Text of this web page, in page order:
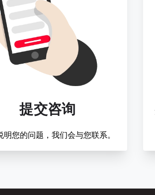
提交咨询
明您的问题，我们会与您联系。